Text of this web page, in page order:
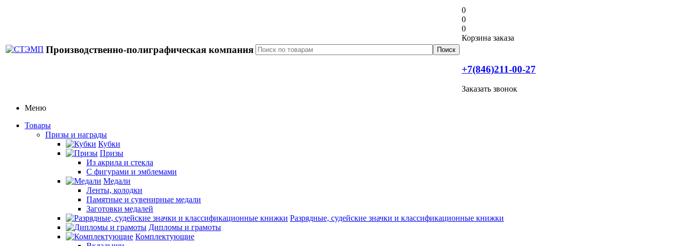
Производственно-полиграфическая компания
0
0
0
Корзина заказа
+7(846)211-00-27
Заказать звонок
Меню
Товары
Призы и награды
Кубки
Призы
Из акрила и стекла
С фигурами и эмблемами
Медали
Ленты, колодки
Памятные и сувенирные медали
Заготовки медалей
Разрядные, судейские значки и классификационные книжки
Дипломы и грамоты
Комплектующие